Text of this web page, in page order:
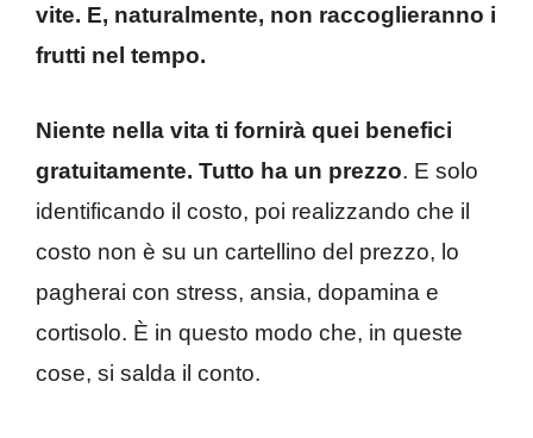
vite. E, naturalmente, non raccoglieranno i
frutti nel tempo.
Niente nella vita ti fornirà quei benefici
gratuitamente. Tutto ha un prezzo. E solo
identificando il costo, poi realizzando che il
costo non è su un cartellino del prezzo, lo
pagherai con stress, ansia, dopamina e
cortisolo. È in questo modo che, in queste
cose, si salda il conto.